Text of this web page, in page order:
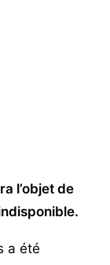
l’objet de
a été